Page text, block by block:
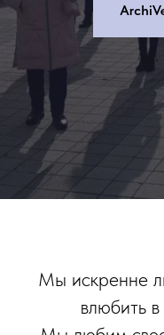
Мы искренне
влюбить